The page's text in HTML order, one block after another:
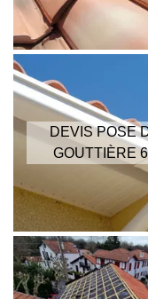
DEVIS POSE
GOUTTIÈRE